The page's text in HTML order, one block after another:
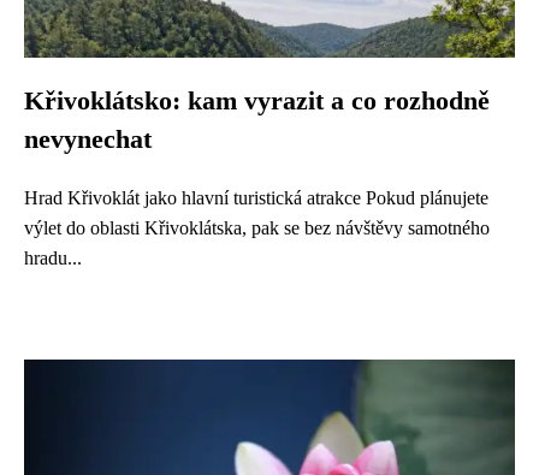
Křivoklátsko: kam vyrazit a co rozhodně
nevynechat
Hrad Křivoklát jako hlavní turistická atrakce Pokud plánujete
výlet do oblasti Křivoklátska, pak se bez návštěvy samotného
hradu...